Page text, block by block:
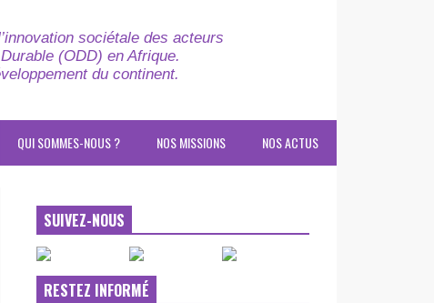
sociétale des acteurs
(ODD) en Afrique.
du continent.
NOS ACTUS
NOS MISSIONS
QUI SOMMES-NOUS ?
SUIVEZ-NOUS
RESTEZ INFORMÉ